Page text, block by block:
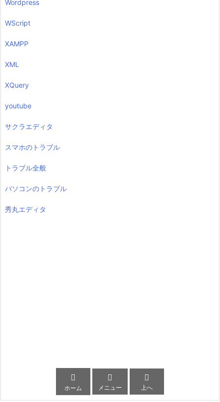
Wordpress
WScript
XAMPP
XML
XQuery
youtube
サクラエディタ
スマホのトラブル
トラブル全般
パソコンのトラブル
秀丸エディタ

ホーム

メニュー

上へ